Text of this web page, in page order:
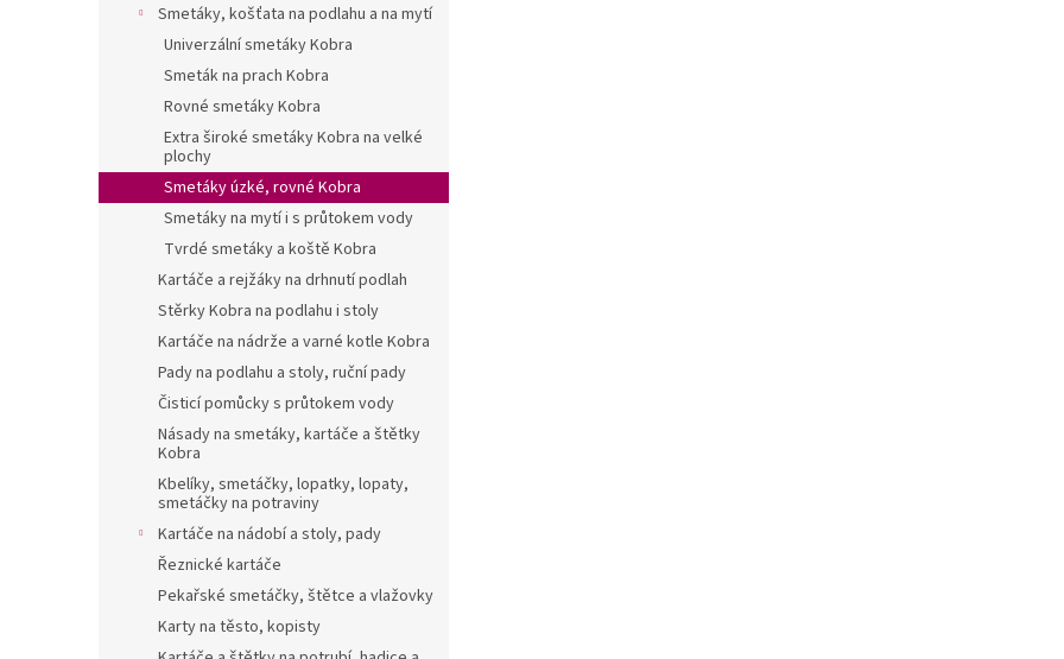
l
Smetáky, košťata na podlahu a na mytí
Univerzální smetáky Kobra
Smeták na prach Kobra
Rovné smetáky Kobra
Extra široké smetáky Kobra na velké
plochy
Smetáky úzké, rovné Kobra
Smetáky na mytí i s průtokem vody
Tvrdé smetáky a koště Kobra
Kartáče a rejžáky na drhnutí podlah
Stěrky Kobra na podlahu i stoly
Kartáče na nádrže a varné kotle Kobra
Pady na podlahu a stoly, ruční pady
Čisticí pomůcky s průtokem vody
Násady na smetáky, kartáče a štětky
Kobra
Kbelíky, smetáčky, lopatky, lopaty,
smetáčky na potraviny
Kartáče na nádobí a stoly, pady
Řeznické kartáče
Pekařské smetáčky, štětce a vlažovky
Karty na těsto, kopisty